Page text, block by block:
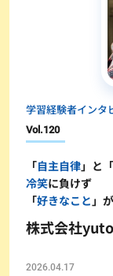
学習経験者インタ
Vol.120
「自主自律」と「
冷笑に負けず
「好きなこと 」
株式会社
2026.04.17